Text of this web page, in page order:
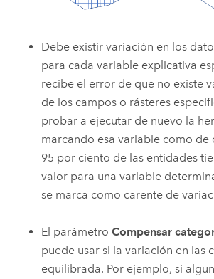
Debe existir variación en los
para cada variable explicativa
recibe el error de que no existe
de los campos o rásteres
probar a ejecutar de nuevo la
marcando esa variable como de
95 por ciento de las entidades
valor para una variable
se marca como carente de
El parámetroCompensar
puede usar si la variación en las
equilibrada. Por ejemplo, si